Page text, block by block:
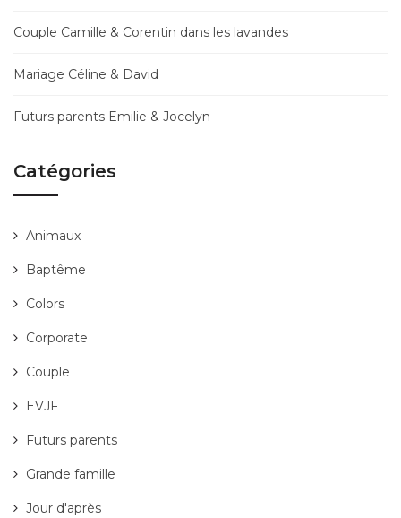
Couple Camille & Corentin dans les lavandes
Mariage Céline & David
Futurs parents Emilie & Jocelyn
Catégories
Animaux
Baptême
Colors
Corporate
Couple
EVJF
Futurs parents
Grande famille
Jour d'après